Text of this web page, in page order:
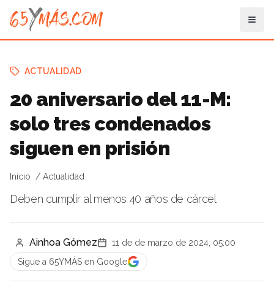
ACTUALIDAD
20 aniversario del 11-M:
solo tres condenados
siguen en prisión
Inicio Actualidad
Deben cumplir al menos 40 años de cárcel
Ainhoa Gómez
11 de de marzo de 2024, 05:00
Sigue a 65YMÁS en Google